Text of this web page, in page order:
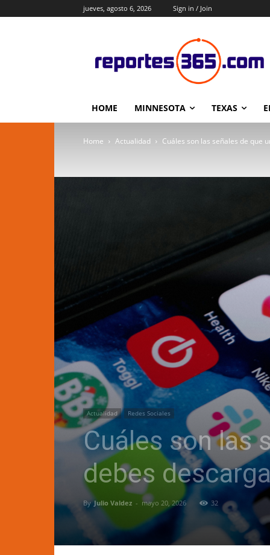
jueves, agosto 6, 2026 Sign in / Join
HOME MINNESOTA TEXAS
Home Actualidad Cuáles son las señales de que
Actualidad Redes Sociales
Cuáles son las
debes
By Julio Valdez - mayo 20, 2026 32